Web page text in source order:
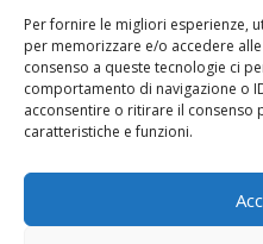
Per fornire le migliori esperienze,
per memorizzare e/o accedere
consenso a queste tecnologie ci
comportamento di navigazione o
acconsentire o ritirare il consenso
caratteristiche e funzioni.
Ho letto e
privacy